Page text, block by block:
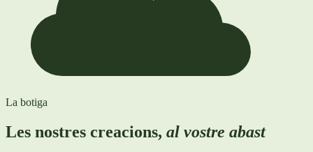
La botiga
Les nostres creacions, al vostre abast